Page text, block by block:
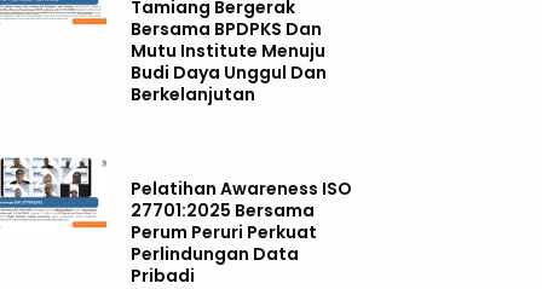
Tamiang Bergerak
Bersama BPDPKS Dan
Mutu Institute Menuju
Budi Daya Unggul Dan
Berkelanjutan
Pelatihan Awareness ISO
27701:2025 Bersama
Perum Peruri Perkuat
Perlindungan Data
Pribadi